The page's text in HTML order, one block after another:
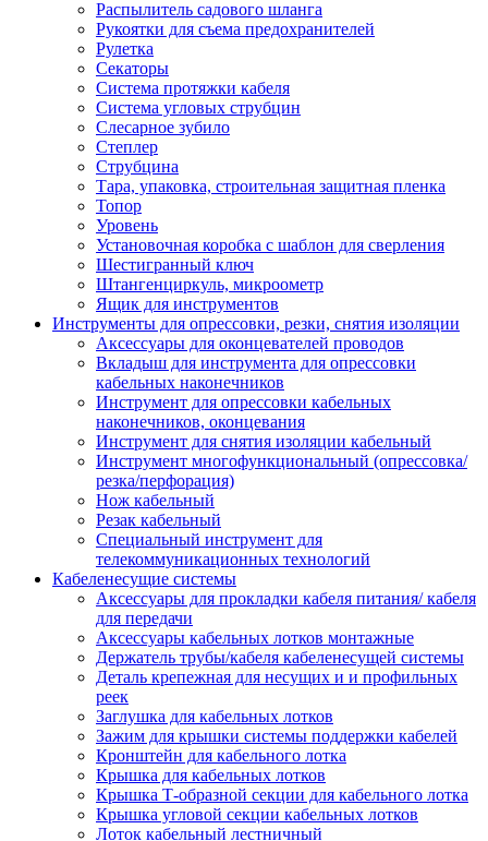
Распылитель садового шланга
Рукоятки для съема предохранителей
Рулетка
Секаторы
Система протяжки кабеля
Система угловых струбцин
Слесарное зубило
Степлер
Струбцина
Тара, упаковка, строительная защитная пленка
Топор
Уровень
Установочная коробка с шаблон для сверления
Шестигранный ключ
Штангенциркуль, микроометр
Ящик для инструментов
Инструменты для опрессовки, резки, снятия изоляции
Аксессуары для оконцевателей проводов
Вкладыш для инструмента для опрессовки
кабельных наконечников
Инструмент для опрессовки кабельных
наконечников, оконцевания
Инструмент для снятия изоляции кабельный
Инструмент многофункциональный (опрессовка/
резка/перфорация)
Нож кабельный
Резак кабельный
Специальный инструмент для
телекоммуникационных технологий
Кабеленесущие системы
Аксессуары для прокладки кабеля питания/ кабеля
для передачи
Аксессуары кабельных лотков монтажные
Держатель трубы/кабеля кабеленесущей системы
Деталь крепежная для несущих и и профильных
реек
Заглушка для кабельных лотков
Зажим для крышки системы поддержки кабелей
Кронштейн для кабельного лотка
Крышка для кабельных лотков
Крышка Т-образной секции для кабельного лотка
Крышка угловой секции кабельных лотков
Лоток кабельный лестничный